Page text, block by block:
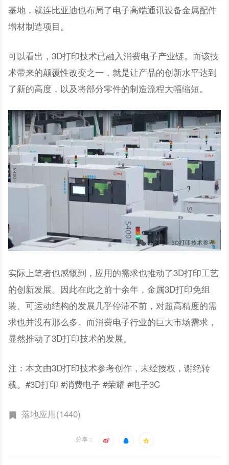
基地，就连比亚迪也布局了电子高端通讯设备金属配件
增材制造项目。
可以看出，3D打印技术已融入消费电子产业链。而该技
术带来的颠覆性改变之一，就是让产品的创新水平达到
了新的高度，以及将部分零件的制造流程大幅缩短。
实际上笔者也感慨到，应用的需求也推动了3D打印工艺
的创新发展。因此在此之前十余年，金属3D打印免组
装、可运动结构的发展几乎停滞不前，对超高精度的需
求也并没有那么多。而消费电子行业的巨大市场需求，
显然推动了3D打印技术的发展。
注：本文由3D打印技术参考创作，未经授权，谢绝转
载。#3D打印 #消费电子 #荣耀 #电子3C
落地应用(1440)
分享：